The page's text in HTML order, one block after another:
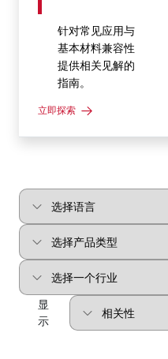
针对常见应用与
基本材料兼容性
提供相关见解的
指南。
立即探索
显
示